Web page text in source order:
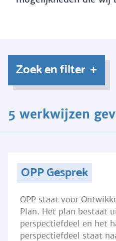
Zoek en filter
5 werkwijzen
OPP Gesprek
OPP staat voor
Plan. Het plan bestaat
perspectiefdeel en het
perspectiefdeel staat